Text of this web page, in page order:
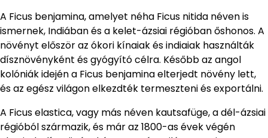
A Ficus benjamina, amelyet néha Ficus nitida néven is
ismernek, Indiában és a kelet-ázsiai régióban őshonos. A
növényt először az ókori kínaiak és indiaiak használták
dísznövényként és gyógyító célra. Később az angol
kolóniák idején a Ficus benjamina elterjedt növény lett,
és az egész világon elkezdték termeszteni és exportálni.
A Ficus elastica, vagy más néven kautsafüge, a dél-ázsiai
régióból származik, és már az 1800-as évek végén